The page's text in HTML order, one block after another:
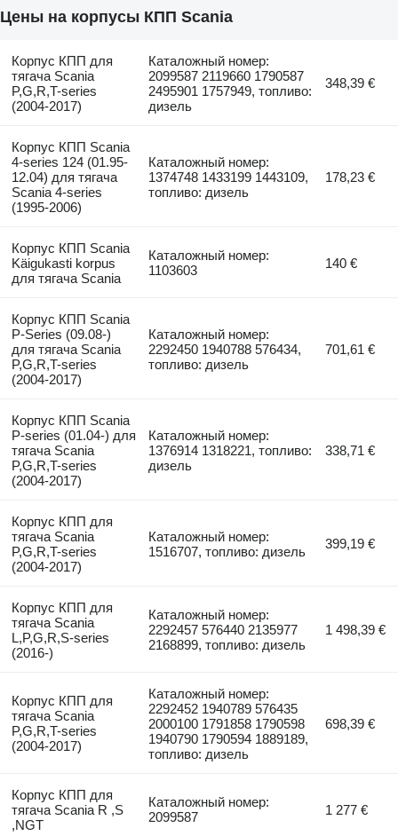
Цены на корпусы КПП Scania
Корпус КПП для
тягача Scania
P,G,R,T-series
(2004-2017)
Каталожный номер:
2099587 2119660 1790587
2495901 1757949, топливо:
дизель
348,39 €
Корпус КПП Scania
4-series 124 (01.95-
12.04) для тягача
Scania 4-series
(1995-2006)
Каталожный номер:
1374748 1433199 1443109,
топливо: дизель
178,23 €
Корпус КПП Scania
Käigukasti korpus
для тягача Scania
Каталожный номер:
1103603
140 €
Корпус КПП Scania
P-Series (09.08-)
для тягача Scania
P,G,R,T-series
(2004-2017)
Каталожный номер:
2292450 1940788 576434,
топливо: дизель
701,61 €
Корпус КПП Scania
P-series (01.04-) для
тягача Scania
P,G,R,T-series
(2004-2017)
Каталожный номер:
1376914 1318221, топливо:
дизель
338,71 €
Корпус КПП для
тягача Scania
P,G,R,T-series
(2004-2017)
Каталожный номер:
1516707, топливо: дизель
399,19 €
Корпус КПП для
тягача Scania
L,P,G,R,S-series
(2016-)
Каталожный номер:
2292457 576440 2135977
2168899, топливо: дизель
1 498,39 €
Корпус КПП для
тягача Scania
P,G,R,T-series
(2004-2017)
Каталожный номер:
2292452 1940789 576435
2000100 1791858 1790598
1940790 1790594 1889189,
топливо: дизель
698,39 €
Корпус КПП для
тягача Scania R ,S
,NGT
Каталожный номер:
2099587
1 277 €